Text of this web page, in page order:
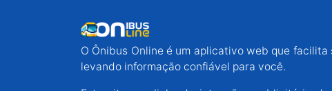
O Ônibus Online é um aplicativo web que
levando informação confiável para você.